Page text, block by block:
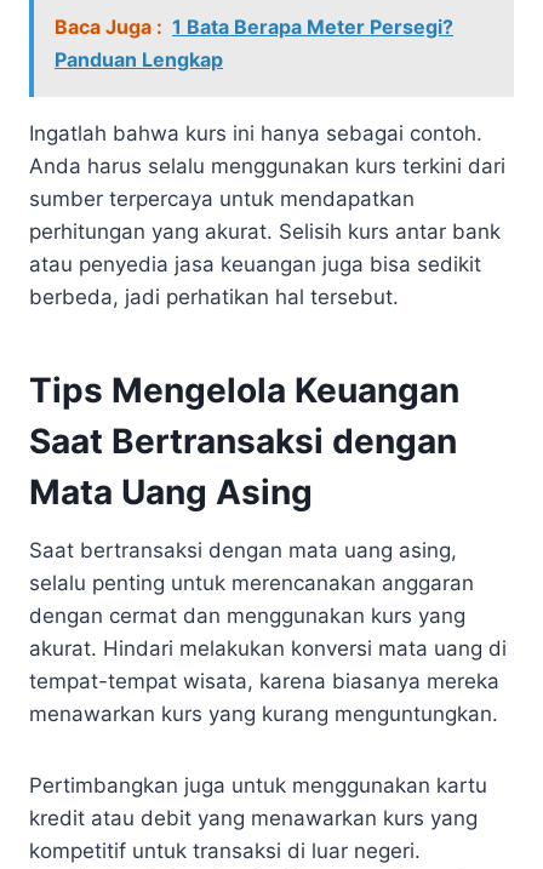
Baca Juga : 1 Bata Berapa Meter Persegi?
Panduan Lengkap
Ingatlah bahwa kurs ini hanya sebagai contoh.
Anda harus selalu menggunakan kurs terkini dari
sumber terpercaya untuk mendapatkan
perhitungan yang akurat. Selisih kurs antar bank
atau penyedia jasa keuangan juga bisa sedikit
berbeda, jadi perhatikan hal tersebut.
Tips Mengelola Keuangan
Saat Bertransaksi dengan
Mata Uang Asing
Saat bertransaksi dengan mata uang asing,
selalu penting untuk merencanakan anggaran
dengan cermat dan menggunakan kurs yang
akurat. Hindari melakukan konversi mata uang di
tempat-tempat wisata, karena biasanya mereka
menawarkan kurs yang kurang menguntungkan.
Pertimbangkan juga untuk menggunakan kartu
kredit atau debit yang menawarkan kurs yang
kompetitif untuk transaksi di luar negeri.